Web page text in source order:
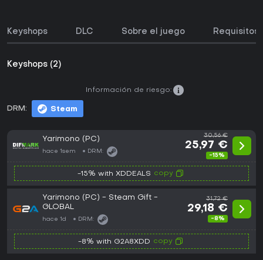
Keyshops DLC Sobre el juego Requisitos
Keyshops (2)
DRM: Steam
Información de riesgo:
Yarimono (PC)
hace 1sem DRM:
30,56 €
25,97 €
-15%
-15% with XDDEALS copy
Yarimono (PC) - Steam Gift -
GLOBAL
hace 1d DRM:
31,72 €
29,18 €
-8%
-8% with G2A8XDD copy